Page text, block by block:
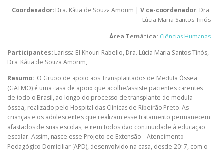
Coordenador: Dra. Kátia de Souza Amorim | Vice-coordenador: Dra.
Lúcia Maria Santos Tinós
Área Temática: Ciências Humanas
Participantes: Larissa El Khouri Rabello, Dra. Lúcia Maria Santos Tinós,
Dra. Kátia de Souza Amorim,
Resumo: O Grupo de apoio aos Transplantados de Medula Óssea
(GATMO) é uma casa de apoio que acolhe/assiste pacientes carentes
de todo o Brasil, ao longo do processo de transplante de medula
óssea, realizado pelo Hospital das Clínicas de Ribeirão Preto. As
crianças e os adolescentes que realizam esse tratamento permanecem
afastados de suas escolas, e nem todos dão continuidade à educação
escolar. Assim, nasce esse Projeto de Extensão – Atendimento
Pedagógico Domiciliar (APD), desenvolvido na casa, desde 2017, com o